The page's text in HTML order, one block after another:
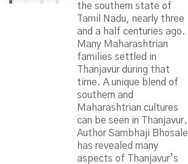
the southern state of
Tamil Nadu, nearly three
and a half centuries ago.
Many Maharashtrian
families settled in
Thanjavur during that
time. A unique blend of
southern and
Maharashtrian cultures
can be seen in Thanjavur.
Author Sambhaji Bhosale
has revealed many
aspects of Thanjavur’s